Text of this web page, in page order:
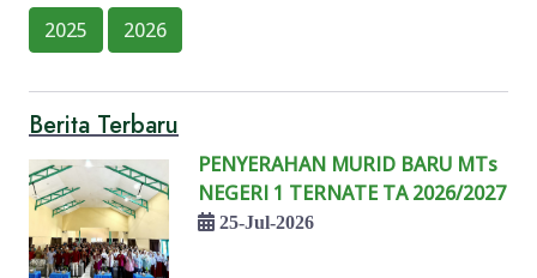
2025 2026
Berita Terbaru
PENYERAHAN MURID BARU MTs
NEGERI 1 TERNATE TA 2026/2027
25-Jul-2026